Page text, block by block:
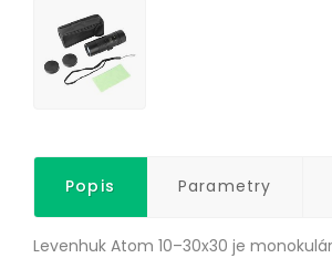
Popis Parametry
Levenhuk Atom 10–30x30 je